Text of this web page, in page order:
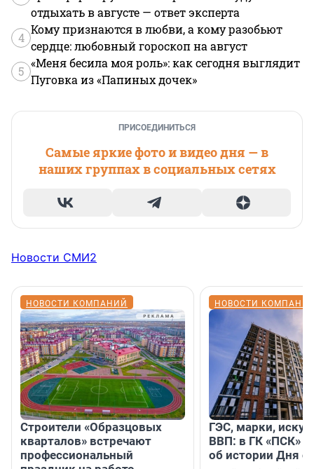
отдыхать в августе — ответ эксперта
4
Кому признаются в любви, а кому разобьют
сердце: любовный гороскоп на август
5
«Меня бесила моя роль»: как сегодня выглядит
Пуговка из «Папиных дочек»
ПРИСОЕДИНИТЬСЯ
Самые яркие фото и видео дня — в
наших группах в социальных сетях
Новости СМИ2
НОВОСТИ КОМПАНИЙ
Строители «Образцовых
кварталов» встречают
профессиональный
НОВОСТИ
ГЭС, марки,
ВВП: в ГК «ПСК»
об истории Дня